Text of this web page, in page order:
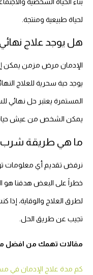
لحياة طبيعية ومنتجة.
هل يوجد علاج
الإدمان مرض مزمن يمكن
يوجد حبة سحرية للعلاج
المستمرة يعتبر حل نهائي
يمكن الشخص من عيش
ما هي طريقة شرب
نرفض تقديم أي معلومات
خطراً على البعض هدفنا هو
لطرق العلاج والوقاية،
تجيب عن طريق الحل.
مقالات تهمك من افضل
كم مدة علاج الإدمان في